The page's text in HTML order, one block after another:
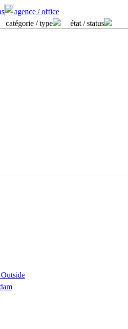
agence / office
catégorie / type état / status